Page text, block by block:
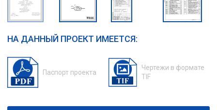
НА ДАННЫЙ ПРОЕКТ ИМЕЕТСЯ:
Паспорт проекта
Чертежи в формате
TIF